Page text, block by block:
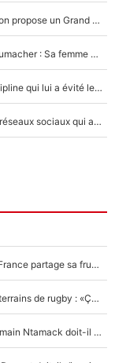
Comme pour le final du Tour de France, Esteban Ocon propose un Grand Prix de Formule 1 à Paris : «Autour de l’Arc de Triomphe, ce serait génial» !
Nouvelle rumeur autour de la santé de Michael Schumacher : Sa femme Corinna sort du silence
F1 - Lewis Hamilton victime de harcèlement, la discipline qui lui a évité le pire : «J'aurais probablement mal tourné»
Lewis Hamilton : Le talent inattendu dévoilé sur les réseaux sociaux qui a impressionné Kim Kardashian pendant leurs vacances en amoureux !
Mis de côté par Fabien Galthié, un joueur du XV de France partage sa frustration : «ils ne me l’ont pas dit tout de suite»
La raison d'être de Matthieu Jalibert en dehors des terrains de rugby : «Ça m'atteint autant que si tu touches à un membre de ma famille»
XV de France - Matthieu Jalibert a tout changé : Romain Ntamack doit-il s’inquiéter pour sa place à un an de la Coupe du monde ?